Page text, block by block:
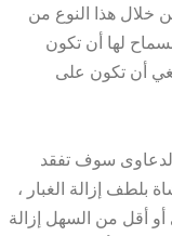
خلال هذا النوع من
لها أن تكون
أن تكون على
الدعاوى سوف تفقد
بلطف إزالة الغبار ،
أقل من السهل إزالة